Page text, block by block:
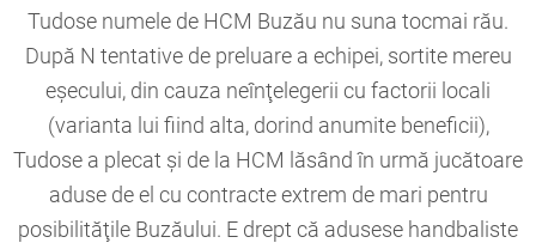
Tudose numele de HCM Buzău nu suna tocmai rău.
După N tentative de preluare a echipei, sortite mereu
eşecului, din cauza neînţelegerii cu factorii locali
(varianta lui fiind alta, dorind anumite beneficii),
Tudose a plecat şi de la HCM lăsând în urmă jucătoare
aduse de el cu contracte extrem de mari pentru
posibilităţile Buzăului. E drept că adusese handbaliste